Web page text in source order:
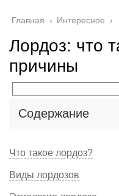
Главная › Интересное ›
Лордоз: что
причины
Содержание
Что такое лордоз?
Виды лордозов